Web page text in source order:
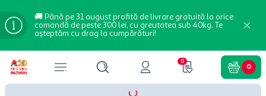
🚚 Până pe 31 august profită de livrare gratuită la orice
comandă de peste 300 lei, cu greutatea sub 40kg. Te
așteptăm cu drag la cumpărături!
0
0